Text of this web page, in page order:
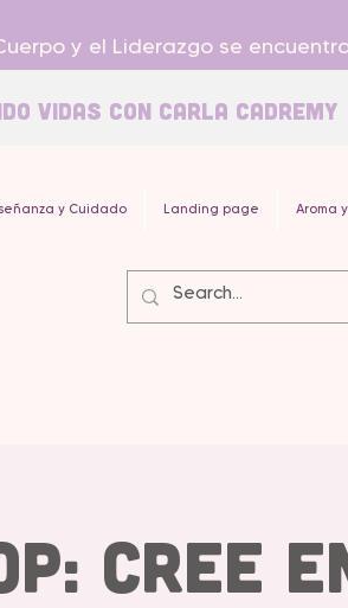
y el Liderazgo se
Vidas con carla Cadremy
y Cuidado Landing page Aroma
Cree